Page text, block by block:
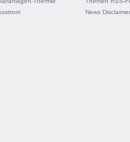
News Disclaimer